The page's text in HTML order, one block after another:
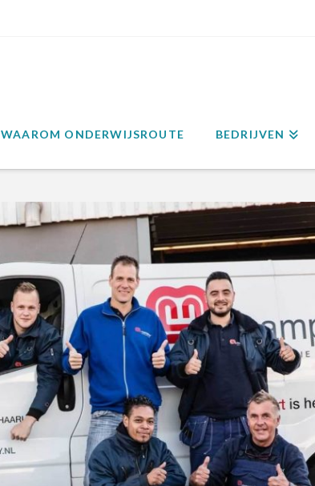
WAAROM ONDERWIJSROUTE BEDRIJVEN